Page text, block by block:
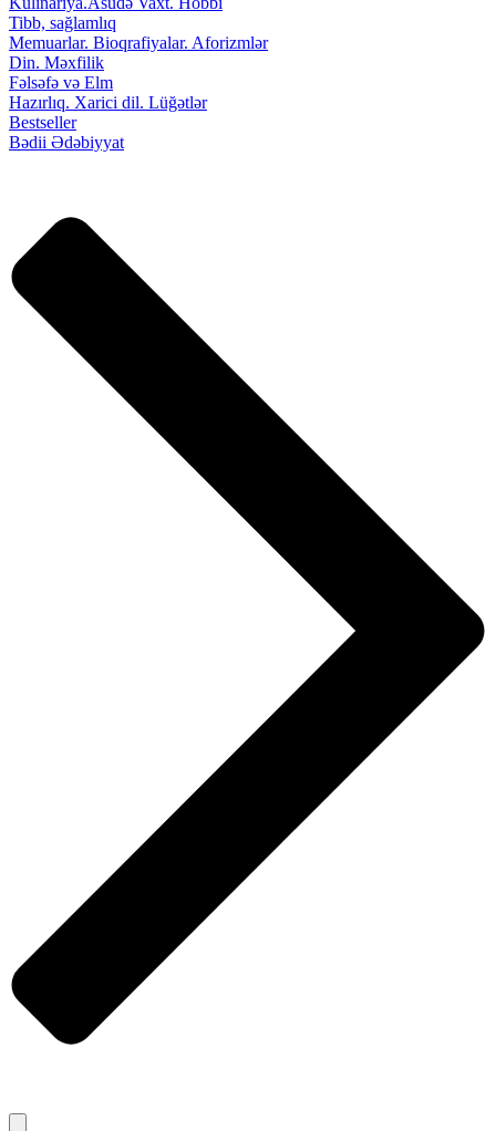
Tibb, sağlamlıq
Memuarlar. Bioqrafiyalar. Aforizmlər
Din. Məxfilik
Fəlsəfə və Elm
Hazırlıq. Xarici dil. Lüğətlər
Bestseller
Bədii Ədəbiyyat